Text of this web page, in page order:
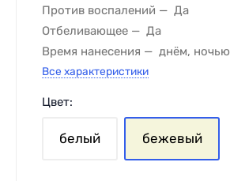
Против воспалений
Да
Отбеливающее
Да
Время нанесения
днём, ночью
Все характеристики
Цвет:
белый бежевый